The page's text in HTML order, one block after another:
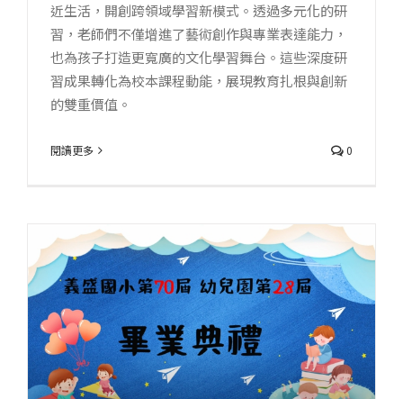
近生活，開創跨領域學習新模式。透過多元化的研
習，老師們不僅增進了藝術創作與專業表達能力，
也為孩子打造更寬廣的文化學習舞台。這些深度研
習成果轉化為校本課程動能，展現教育扎根與創新
的雙重價值。
閱讀更多 0